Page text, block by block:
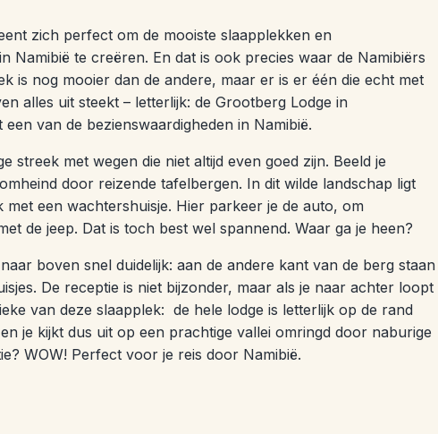
zich perfect om de mooiste slaapplekken en
Namibië te creëren. En dat is ook precies waar de Namibiërs
is nog mooier dan de andere, maar er is er één die echt met
alles uit steekt – letterlijk: de Grootberg Lodge in
een van de bezienswaardigheden in Namibië.
streek met wegen die niet altijd even goed zijn. Beeld je
door reizende tafelbergen. In dit wilde landschap ligt
met een wachtershuisje. Hier parkeer je de auto, om
de jeep. Dat is toch best wel spannend. Waar ga je heen?
boven snel duidelijk: aan de andere kant van de berg staan
De receptie is niet bijzonder, maar als je naar achter loopt
van deze slaapplek: de hele lodge is letterlijk op de rand
je kijkt dus uit op een prachtige vallei omringd door naburige
WOW! Perfect voor je reis door Namibië.